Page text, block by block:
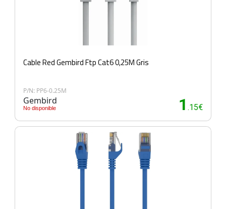
Cable Red Gembird Ftp Cat6 0,25M Gris
P/N: PP6-0.25M
Gembird
No disponible 1 .15€